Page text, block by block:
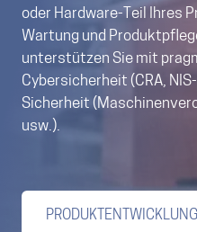
oder Hardware-Teil Ihres
Wartung und
unterstützen Sie mit
Cybersicherheit (CRA,
Sicherheit
usw.).
PRODUKTENTWICKLUNG